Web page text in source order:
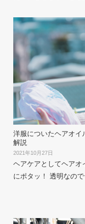
洋服についたヘアオイ
解説
2021年10月27日
ヘアケアとしてヘアオ
にポタッ！ 透明なので